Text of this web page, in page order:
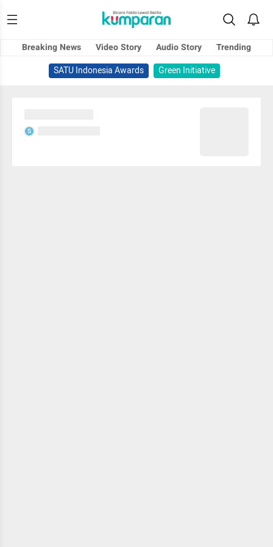
Breaking News Video Story Audio Story
Trending
SATU Indonesia Awards
Green Initiative
S